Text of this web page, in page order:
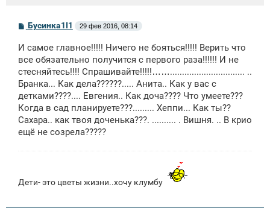
С
б
щ
н
и
Бусинка1I1 29 фев 2016, 08:14
И самое главное!!!!! Ничего не бояться!!!!! Верить что
все обязательно получится с первого раза!!!!!! И не
стесняйтесь!!!! Спрашивайте!!!!!……............................... ..
Бранка... Как дела??????..... Анита.. Как у вас с
детками????.... Евгения.. Как доча???? Что умеете???
Когда в сад планируете???......... Хеппи... Как ты??
Сахара.. как твоя доченька???. .......... . Вишня. .. В крио
ещё не созрела?????
Дети- это цветы жизни..хочу клумбу